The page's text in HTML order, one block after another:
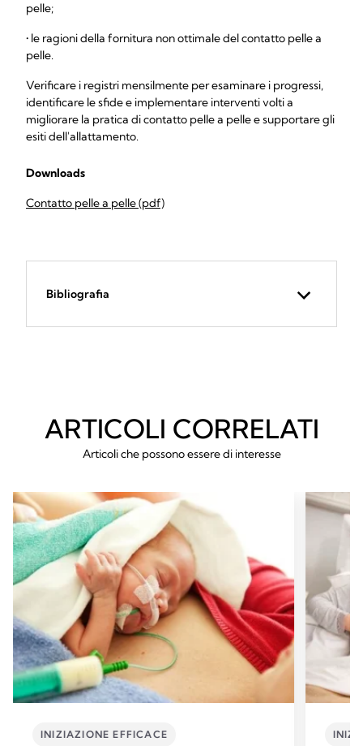
pelle;
• le ragioni della fornitura non ottimale del contatto pelle a
pelle.
Verificare i registri mensilmente per esaminare i progressi,
identificare le sfide e implementare interventi volti a
migliorare la pratica di contatto pelle a pelle e supportare gli
esiti dell'allattamento.
Downloads
Contatto pelle a pelle (pdf)
Bibliografia
ARTICOLI CORRELATI
Articoli che possono essere di interesse
INIZIAZIONE EFFICACE